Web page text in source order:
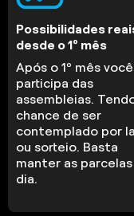
Possibilidades
desde o 1º mês
Após o 1º mês
participa das
assembleias.
chance de ser
contemplado por
ou sorteio. Basta
manter as parcelas
dia.